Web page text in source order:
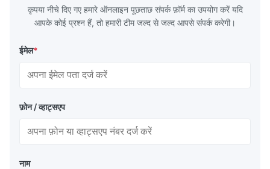
कृपया नीचे दिए गए हमारे ऑनलाइन पूछताछ संपर्क फ़ॉर्म का उपयोग करें यदि
आपके कोई प्रश्न हैं, तो हमारी टीम जल्द से जल्द आपसे संपर्क करेगी।
ईमेल*
फ़ोन / व्हाट्सएप
नाम